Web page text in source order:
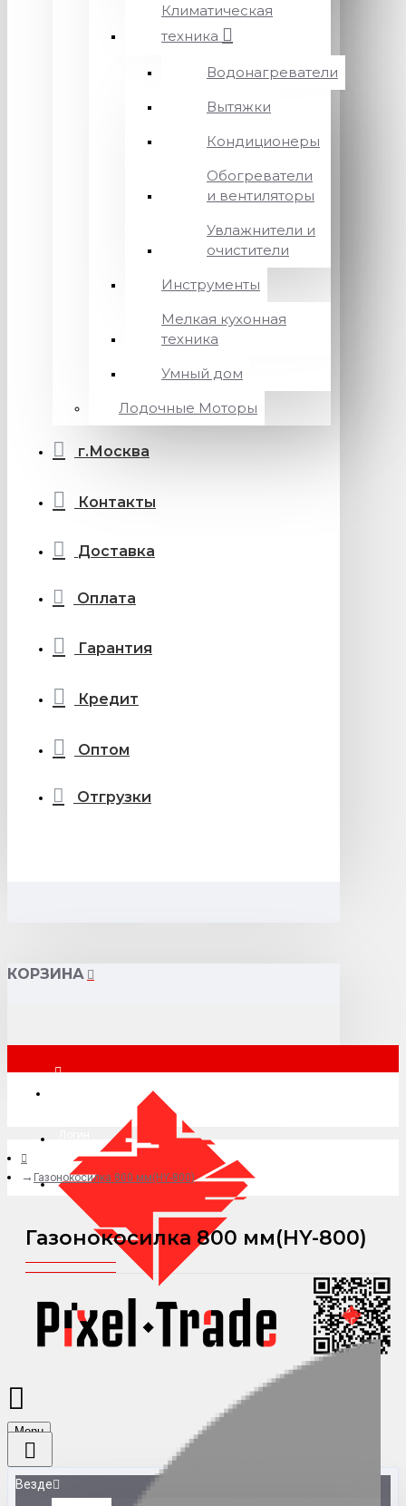
Климатическая
техника
Водонагреватели
Вытяжки
Кондиционеры
Обогреватели
и вентиляторы
Увлажнители и
очистители
Инструменты
Мелкая кухонная
техника
Умный дом
Лодочные Моторы
г.Москва
Контакты
Доставка
Оплата
Гарантия
Кредит
Оптом
Отгрузки
КОРЗИНА
+7 (495) 015-41-41
Menu
Везде
Газонокосилка 800 мм(HY-800)
Газонокосилка 800 мм(HY-800)